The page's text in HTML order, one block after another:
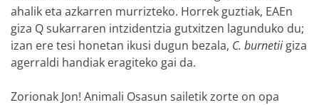
ahalik eta azkarren murrizteko. Horrek guztiak, EAEn
giza Q sukarraren intzidentzia gutxitzen lagunduko du;
izan ere tesi honetan ikusi dugun bezala, C. burnetii giza
agerraldi handiak eragiteko gai da.
Zorionak Jon! Animali Osasun sailetik zorte on opa